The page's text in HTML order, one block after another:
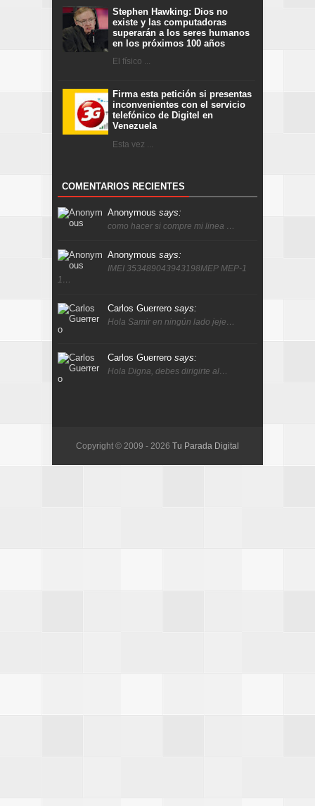
Stephen Hawking: Dios no
existe y las computadoras
superarán a los seres humanos
en los próximos 100 años
El físico ...
Firma esta petición si presentas
inconvenientes con el servicio
telefónico de Digitel en
Venezuela
Esta vez ...
COMENTARIOS RECIENTES
Anonymous says:
como hacer si compre mi linea …
Anonymous says:
IMEI 353489043943198MEP MEP-1
1…
Carlos Guerrero says:
Hola Samir en ningún lado jeje…
Carlos Guerrero says:
Hola Digna, debes dirigirte al…
Copyright © 2009 - 2026 Tu Parada Digital